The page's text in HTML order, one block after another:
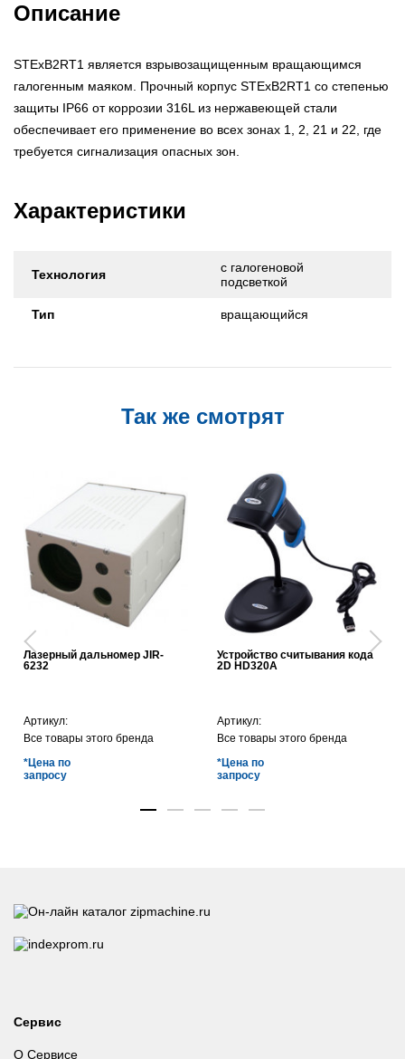
Описание
STExB2RT1 является взрывозащищенным вращающимся
галогенным маяком. Прочный корпус STExB2RT1 со степенью
защиты IP66 от коррозии 316L из нержавеющей стали
обеспечивает его применение во всех зонах 1, 2, 21 и 22, где
требуется сигнализация опасных зон.
Характеристики
Технология
с галогеновой
подсветкой
Тип вращающийся
Так же смотрят
Лазерный дальномер JIR-
6232
Артикул:
Все товары этого бренда
*Цена по
запросу
Устройство считывания кода
2D HD320A
Артикул:
Все товары этого бренда
*Цена по
запросу
Сервис
О Сервисе